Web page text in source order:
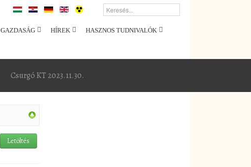
GAZDASÁG HÍREK HASZNOS TUDNIVALÓK
Csurgó KT 2023.11.30.
Letöltés